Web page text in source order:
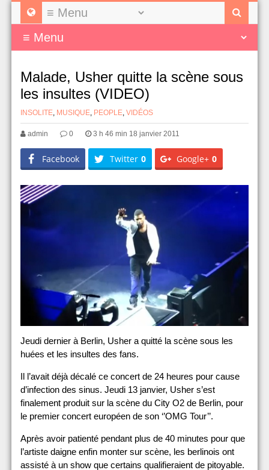
Malade, Usher quitte la scène sous
les insultes (VIDEO)
INSOLITE, MUSIQUE, PEOPLE, VIDÉOS
admin 0 3 h 46 min 18 janvier 2011
Facebook Twitter 0 Google+ 0
Jeudi dernier à Berlin, Usher a quitté la scène sous les
huées et les insultes des fans.
Il l’avait déjà décalé ce concert de 24 heures pour cause
d’infection des sinus. Jeudi 13 janvier, Usher s’est
finalement produit sur la scène du City O2 de Berlin, pour
le premier concert européen de son ‘’OMG Tour’’.
Après avoir patienté pendant plus de 40 minutes pour que
l’artiste daigne enfin monter sur scène, les berlinois ont
assisté à un show que certains qualifieraient de pitoyable.